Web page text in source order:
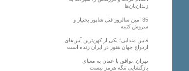
زندان‌بان‌ها
35 امین سالروز قتل شاپور بختیار و
سروش کتیبه
قابین مندایی؛ یکی از کهن‌ترین آیین‌های
ازدواج جهان هنوز در ایران زنده است
تهران: توافق با عمان به معنای
بازگشایی تنگه هرمز نیست